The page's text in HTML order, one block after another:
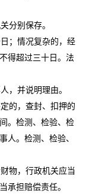
分别保存。
；情况复杂的，经
得超过三十日。法
，并说明理由。
的，查封、扣押的
。检测、检验、检
人。检测、检验、
物，行政机关应当
承担赔偿责任。